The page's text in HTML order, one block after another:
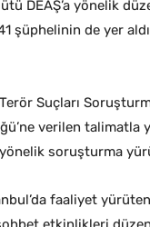
DEAŞ’a yönelik
şüphelinin de yer
Terör Suçları
verilen
soruşturma
faaliyet